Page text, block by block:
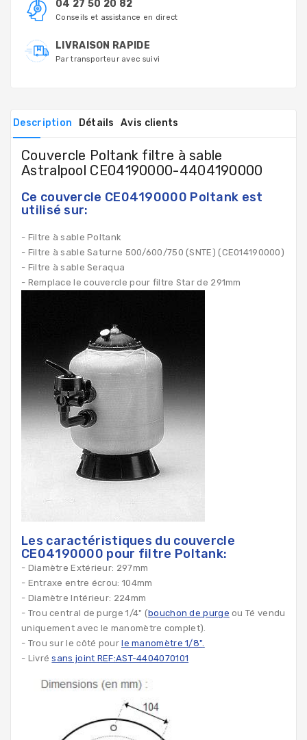
04 27 50 20 82
Conseils et assistance en direct
LIVRAISON RAPIDE
Par transporteur avec suivi
Description Détails Avis clients
Couvercle Poltank filtre à sable
Astralpool CE04190000-4404190000
Ce couvercle CE04190000 Poltank est
utilisé sur:
- Filtre à sable Poltank
- Filtre à sable Saturne 500/600/750 (SNTE) (CE014190000)
- Filtre à sable Seraqua
- Remplace le couvercle pour filtre Star de 291mm
Les caractéristiques du couvercle
CE04190000 pour filtre Poltank:
- Diamètre Extérieur: 297mm
- Entraxe entre écrou: 104mm
- Diamètre Intérieur: 224mm
- Trou central de purge 1/4" (bouchon de purge ou Té vendu
uniquement avec le manomètre complet).
- Trou sur le côté pourle manomètre 1/8".
- Livrésans joint REF:AST-4404070101